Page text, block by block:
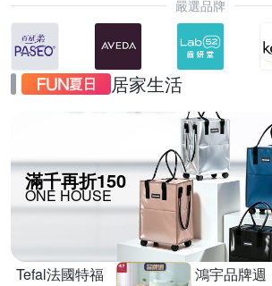
嚴選品牌
居家生活
滿千再折150
ONE HOUSE
Tefal法國特福
鴻宇品牌週